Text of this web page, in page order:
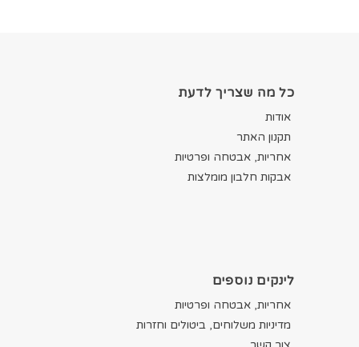
כל מה שצריך לדעת
אודות
תקנון האתר
אחריות, אבטחה ופרטיות
אבקות חלבון מומלצות
לינקים נוספים
אחריות, אבטחה ופרטיות
מדיניות משלוחים, ביטולים וחזרות